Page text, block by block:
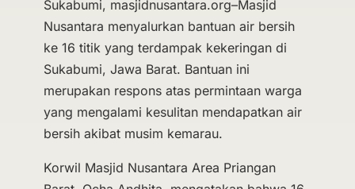
Sukabumi, masjidnusantara.org–Masjid
Nusantara menyalurkan bantuan air bersih
ke 16 titik yang terdampak kekeringan di
Sukabumi, Jawa Barat. Bantuan ini
merupakan respons atas permintaan warga
yang mengalami kesulitan mendapatkan air
bersih akibat musim kemarau.
Korwil Masjid Nusantara Area Priangan